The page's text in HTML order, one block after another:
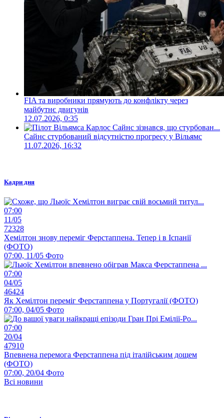
FIA та виробники прямують до конфлікту через
майбутнє двигунів
12.07.2026, 0:35
Сайнс стурбований відсутністю прогресу у Вільямс
11.07.2026, 16:32
Кадри дня
07:00
11/05
72328
Хемілтон знову переміг Ферстаппена. Тепер і в Іспанії
(ФОТО)
07:00, 11/05 Фото
07:00
04/05
46424
Як Хемілтон переміг Ферстаппена у Португалії (ФОТО)
07:00, 04/05 Фото
07:00
20/04
47910
Впевнена перемога Ферстаппена під італійським дощем
(ФОТО)
07:00, 20/04 Фото
Всі новини